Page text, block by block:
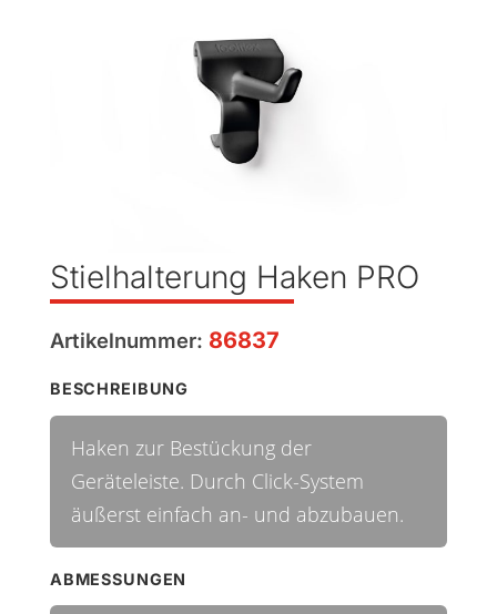
Stielhalterung Haken PRO
Artikelnummer: 86837
BESCHREIBUNG
Haken zur Bestückung der
Geräteleiste. Durch Click-System
äußerst einfach an- und abzubauen.
ABMESSUNGEN